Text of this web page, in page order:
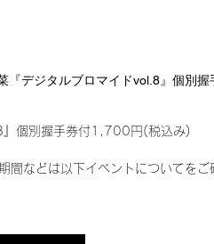
『デジタルブロマイドvol.8』個別握
』個別握手券付1,700円(税込み)
間などは以下イベントについてをご